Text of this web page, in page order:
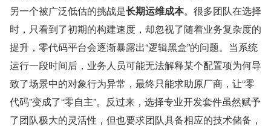
另一个被广泛低估的挑战是长期运维成本。很多团队在选择
时，只看到了初期的构建速度，却忽视了随着业务复杂度的
提升，零代码平台会逐渐暴露出“逻辑黑盒”的问题。当系统
运行一段时间后，业务人员可能无法解释某个配置项为何导
致了场景中的对象行为异常，最终只能求助原厂商，让“零
代码”变成了“零自主”。反过来，选择专业开发套件虽然赋予
了团队极大的灵活性，但也要求团队具备相应的技术储备，